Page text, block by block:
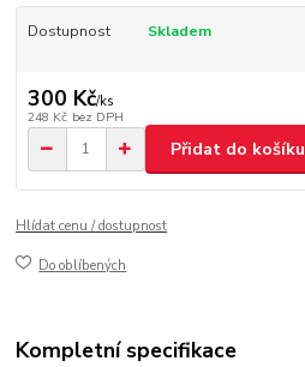
Dostupnost Skladem
300 Kč/ks
248 Kč bez DPH
Přidat do košíku
Hlídat cenu / dostupnost
Do oblíbených
Kompletní specifikace